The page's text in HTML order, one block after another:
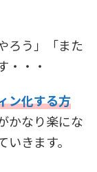
ろう」「また
・・・
ン化する方
かなり楽にな
きます。